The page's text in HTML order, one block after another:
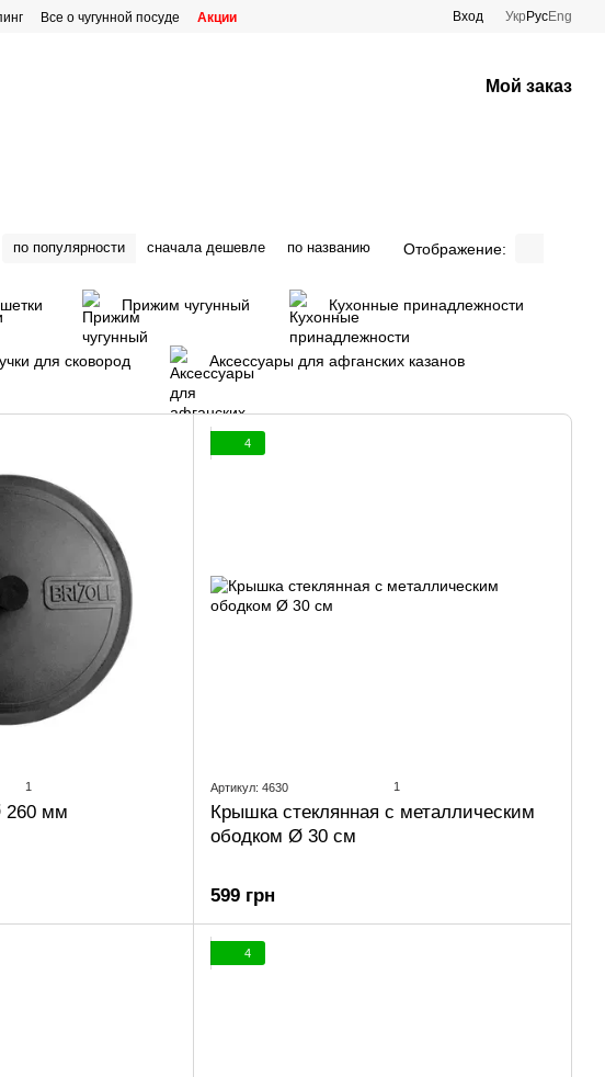
Все о чугунной посуде
Акции
Вход Укр РусEng
Мой заказ
по популярности сначала дешевле по названию Отображение:
Прижим чугунный Кухонные принадлежности
для сковород Аксессуары для афганских казанов
1
260 мм
4
Артикул: 4630 1
Крышка стеклянная с металлическим
ободком Ø 30 см
599 грн
4